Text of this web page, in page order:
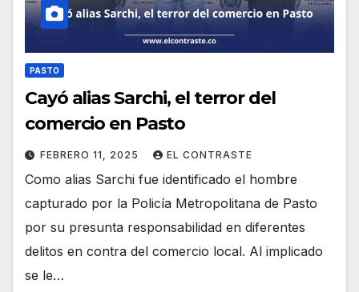
PASTO
Cayó alias Sarchi, el terror del
comercio en Pasto
FEBRERO 11, 2025 EL CONTRASTE
Como alias Sarchi fue identificado el hombre
capturado por la Policía Metropolitana de Pasto
por su presunta responsabilidad en diferentes
delitos en contra del comercio local. Al implicado
se le…